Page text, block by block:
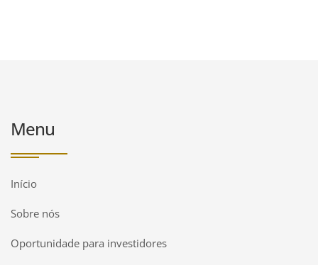
Menu
Início
Sobre nós
Oportunidade para investidores